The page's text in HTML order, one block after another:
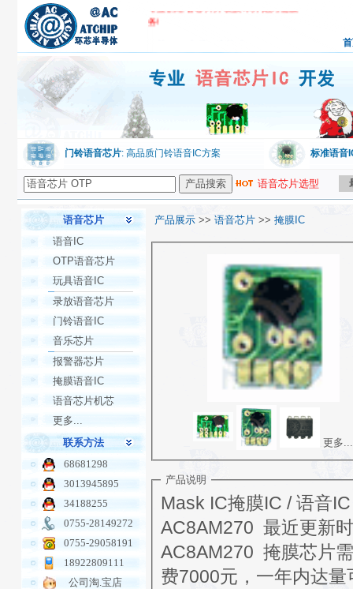
务!
门铃语音芯片: 高品质门铃语音IC方案 标准语音
语音芯片选型
语音芯片
语音IC
OTP语音芯片
玩具语音IC
录放语音芯片
门铃语音IC
音乐芯片
报警器芯片
掩膜语音IC
语音芯片机芯
更多...
联系方法
68681298
3013945895
34188255
0755-28149272
0755-29058191
18922809111
公司淘.宝店
产品展示 >> 语音芯片 >> 掩膜IC
更多...
产品说明
Mask IC掩膜IC / 语音IC
AC8AM270 最近更新
AC8AM270 掩膜芯片
费7000元，一年内达